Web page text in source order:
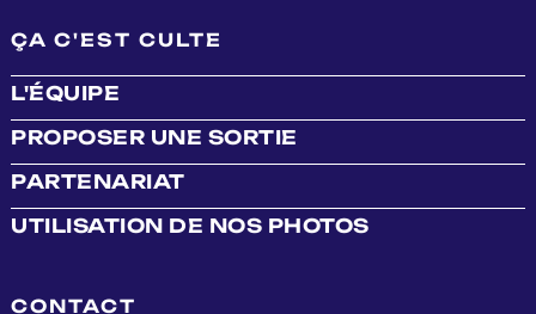
ÇA C'EST CULTE
L'ÉQUIPE
PROPOSER UNE SORTIE
PARTENARIAT
UTILISATION DE NOS PHOTOS
CONTACT